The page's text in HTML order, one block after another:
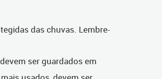
das chuvas. Lembre-
ser guardados em